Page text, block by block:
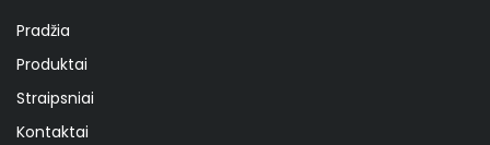
Pradžia
Produktai
Straipsniai
Kontaktai